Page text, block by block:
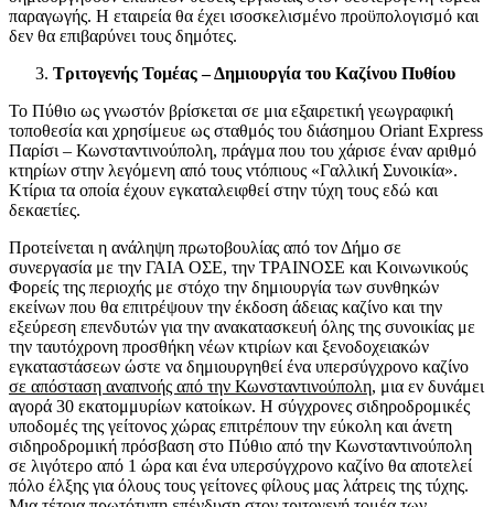
παραγωγής. Η εταιρεία θα έχει ισοσκελισμένο προϋπολογισμό και
δεν θα επιβαρύνει τους δημότες.
Τριτογενής Τομέας – Δημιουργία του Καζίνου Πυθίου
Το Πύθιο ως γνωστόν βρίσκεται σε μια εξαιρετική γεωγραφική
τοποθεσία και χρησίμευε ως σταθμός του διάσημου Oriant Express
Παρίσι – Κωνσταντινούπολη, πράγμα που του χάρισε έναν αριθμό
κτηρίων στην λεγόμενη από τους ντόπιους «Γαλλική Συνοικία».
Κτίρια τα οποία έχουν εγκαταλειφθεί στην τύχη τους εδώ και
δεκαετίες.
Προτείνεται η ανάληψη πρωτοβουλίας από τον Δήμο σε
συνεργασία με την ΓΑΙΑ ΟΣΕ, την ΤΡΑΙΝΟΣΕ και Κοινωνικούς
Φορείς της περιοχής με στόχο την δημιουργία των συνθηκών
εκείνων που θα επιτρέψουν την έκδοση άδειας καζίνο και την
εξεύρεση επενδυτών για την ανακατασκευή όλης της συνοικίας με
την ταυτόχρονη προσθήκη νέων κτιρίων και ξενοδοχειακών
εγκαταστάσεων ώστε να δημιουργηθεί ένα υπερσύγχρονο καζίνο
σε απόσταση αναπνοής από την Κωνσταντινούπολη, μια εν δυνάμει
αγορά 30 εκατομμυρίων κατοίκων. Η σύγχρονες σιδηροδρομικές
υποδομές της γείτονος χώρας επιτρέπουν την εύκολη και άνετη
σιδηροδρομική πρόσβαση στο Πύθιο από την Κωνσταντινούπολη
σε λιγότερο από 1 ώρα και ένα υπερσύγχρονο καζίνο θα αποτελεί
πόλο έλξης για όλους τους γείτονες φίλους μας λάτρεις της τύχης.